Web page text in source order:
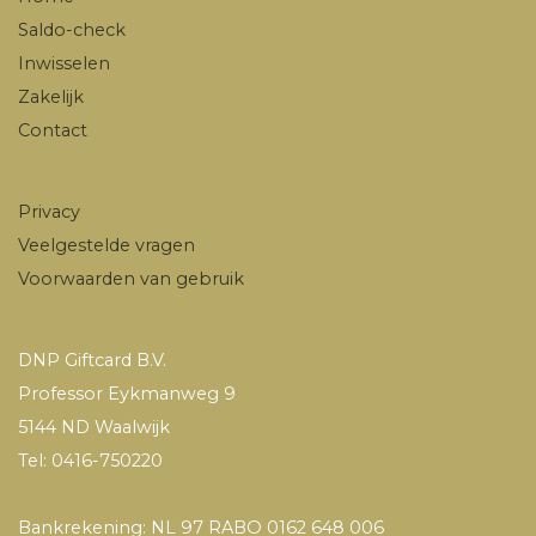
Saldo-check
Inwisselen
Zakelijk
Contact
Privacy
Veelgestelde vragen
Voorwaarden van gebruik
DNP Giftcard B.V.
Professor Eykmanweg 9
5144 ND Waalwijk
Tel: 0416-750220
Bankrekening: NL 97 RABO 0162 648 006